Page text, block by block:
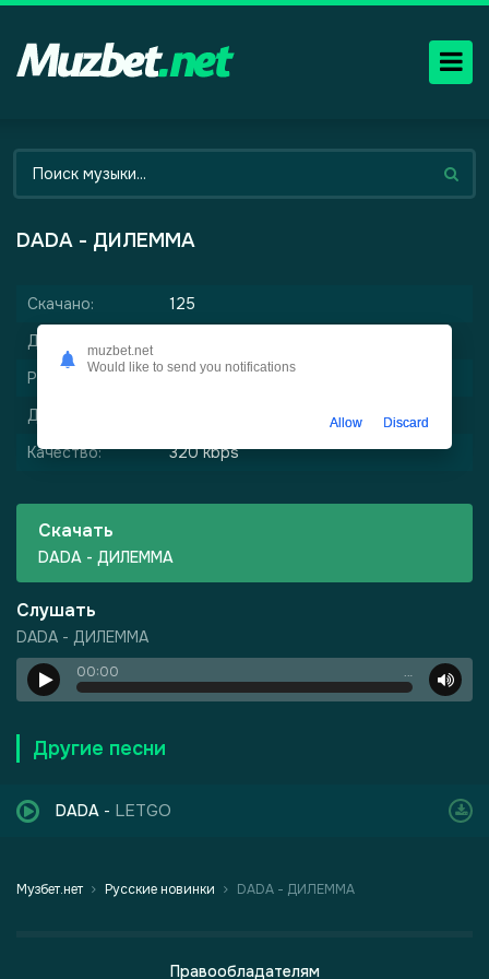
DADA - ДИЛЕММА
Скачано:
125
Дата релиза:
Размер:
3.55 мб
Длительность:
Качество:
320 kbps
Скачать
DADA - ДИЛЕММА
Слушать
DADA - ДИЛЕММА
00:00 …
Другие песни
DADA - LETGO
Музбет.нет Русские новинки DADA - ДИЛЕММА
Правообладателям
- Харизма
muzbet.net
Would like to send you notifications
Allow Discard